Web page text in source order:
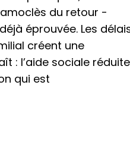
du retour -
éprouvée. Les
créent une
: l’aide sociale réduite
qui est